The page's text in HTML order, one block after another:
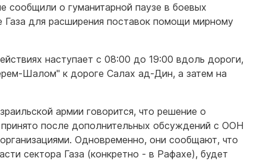
сообщили о гуманитарной паузе в боевых
Газа для расширения поставок помощи мирному
наступает с 08:00 до 19:00 вдоль дороги,
Шалом" к дороге Салах ад-Дин, а затем на
армии говорится, что решение о
принято после дополнительных обсуждений с ООН
Одновременно, они сообщают, что
сектора Газа (конкретно - в Рафахе), будет